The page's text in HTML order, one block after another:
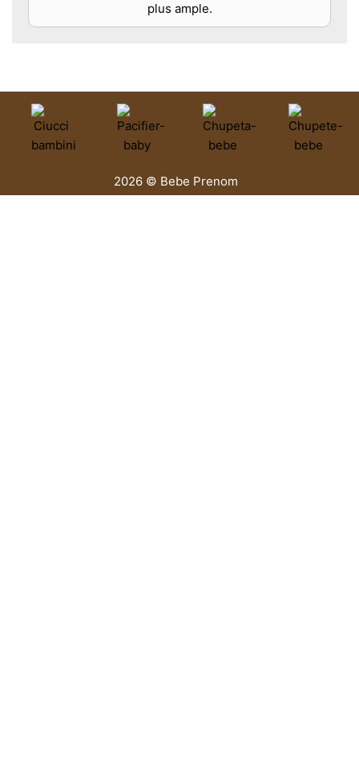
plus ample.
2026 © Bebe Prenom